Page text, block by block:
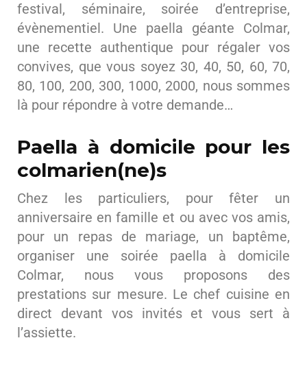
festival, séminaire, soirée d’entreprise,
évènementiel. Une paella géante Colmar,
une recette authentique pour régaler vos
convives, que vous soyez 30, 40, 50, 60, 70,
80, 100, 200, 300, 1000, 2000, nous sommes
là pour répondre à votre demande…
Paella à domicile pour les
colmarien(ne)s
Chez les particuliers, pour fêter un
anniversaire en famille et ou avec vos amis,
pour un repas de mariage, un baptême,
organiser une soirée paella à domicile
Colmar, nous vous proposons des
prestations sur mesure. Le chef cuisine en
direct devant vos invités et vous sert à
l’assiette.